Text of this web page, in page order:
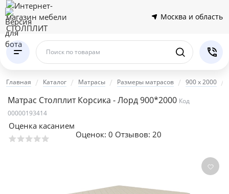
Москва и область
Поиск по товарам
Главная Каталог Матрасы Размеры матрасов 900 x 2000
Матрас Столплит Корсика - Лорд 900*2000 Код
00000193414
Оценка касанием
Оценок: 0 Отзывов: 20